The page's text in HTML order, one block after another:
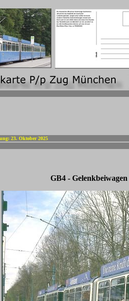
23. Oktober 2025
GB4 -